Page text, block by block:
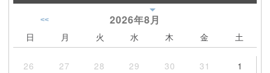
2026年8月
<<
日 月 火 水 木 金 土
26 27 28 29 30 31
1